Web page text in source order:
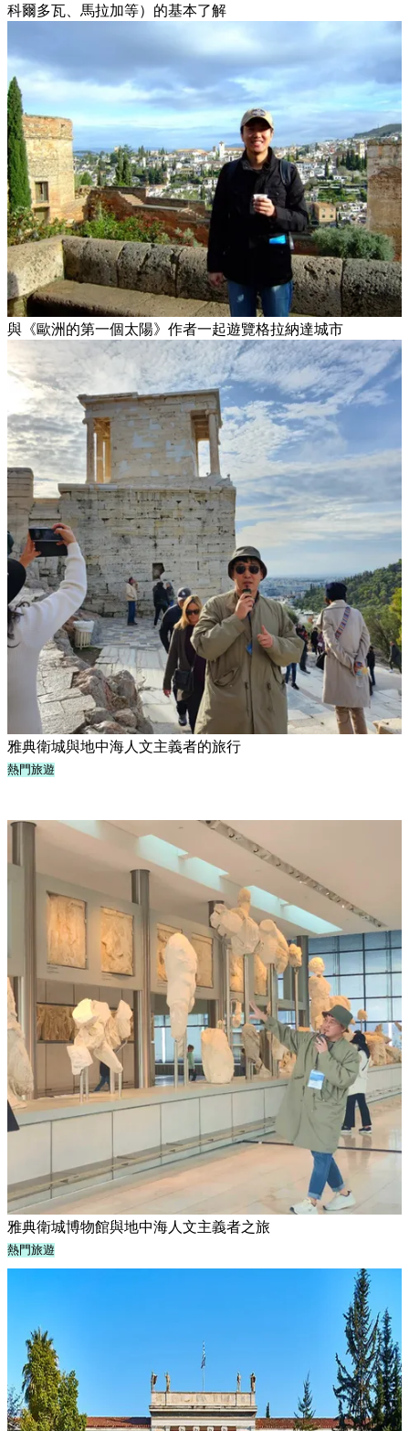
科爾多瓦、馬拉加等）的基本了解
與《歐洲的第一個太陽》作者一起遊覽格拉納達城市
雅典衛城與地中海人文主義者的旅行
熱門旅遊
雅典衛城博物館與地中海人文主義者之旅
熱門旅遊